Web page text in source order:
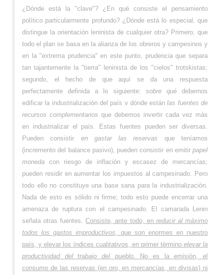
¿Dónde está la "clave"? ¿En qué consiste el pensamiento
político particularmente profundo? ¿Dónde está lo especial, que
distingue la orientación leninista de cualquier otra? Primero, que
todo el plan se basa en la alianza de los obreros y campesinos y
en la "extrema prudencia" en este punto, prudencia que separa
tan tajantemente la "tierra" leninista de los "cielos" trotskistas;
segundo, el hecho de que aquí se da una respuesta
perfectamente definida a lo siguiente: sobre quédebernos
edificar la industrialización del país v dónde estánlas fuentes de
recursos complementarios que debemos invertir cada vez más
en industrializar el país. Estas fuentes pueden ser diversas.
Pueden consistir en gastar las reservas que teníamos
(incremento del balance pasivo), pueden consistir en emitir papel
moneda con riesgo de inflación y escasez de mercancías;
pueden residir en aumentar los impuestos al campesinado. Pero
todo ello no constituye una base sana para la industrialización.
Nada de esto es sólido ni firme; todo esto puede encerrar una
amenaza de ruptura con el campesinado. El camarada Lenin
señala otras fuentes.Consiste, ante todo, en reducir al máximo
todos los gastos improductivos, que son enormes en nuestro
país, y elevar los índices cualitativos, en primer término elevar la
productividad deltrabajo del pueblo. No es la emisión, el
consumo de las reservas (en oro, en mercancías, en divisas) ni